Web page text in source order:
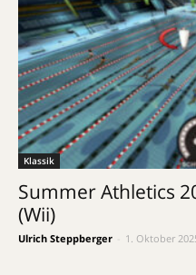
Klassik
Summer Athletics
(Wii)
Ulrich Steppberger 1. Oktober